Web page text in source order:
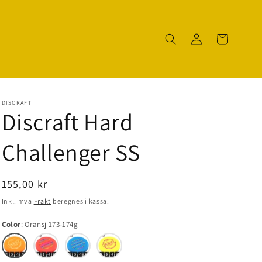
inn
Handlekurv
DISCRAFT
Discraft Hard
Challenger SS
Normal
pris
155,00 kr
Inkl. mva Frakt beregnes i kassa.
Color Oransj 173-174g